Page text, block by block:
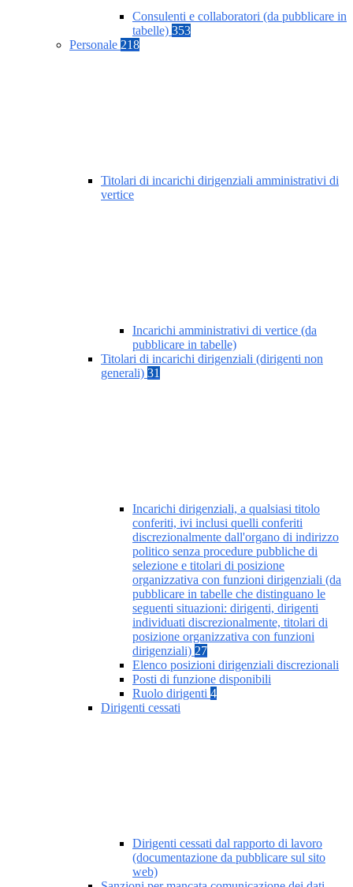
Consulenti e collaboratori (da pubblicare in
tabelle) 353
Personale 218
Titolari di incarichi dirigenziali amministrativi di
vertice
Incarichi amministrativi di vertice (da
pubblicare in tabelle)
Titolari di incarichi dirigenziali (dirigenti non
generali) 31
Incarichi dirigenziali, a qualsiasi titolo
conferiti, ivi inclusi quelli conferiti
discrezionalmente dall'organo di indirizzo
politico senza procedure pubbliche di
selezione e titolari di posizione
organizzativa con funzioni dirigenziali (da
pubblicare in tabelle che distinguano le
seguenti situazioni: dirigenti, dirigenti
individuati discrezionalmente, titolari di
posizione organizzativa con funzioni
dirigenziali) 27
Elenco posizioni dirigenziali discrezionali
Posti di funzione disponibili
Ruolo dirigenti 4
Dirigenti cessati
Dirigenti cessati dal rapporto di lavoro
(documentazione da pubblicare sul sito
web)